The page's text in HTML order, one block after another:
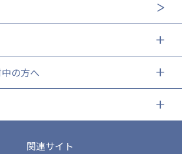
の方へ
関連サイト